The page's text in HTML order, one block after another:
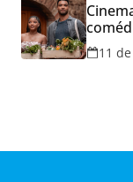
hoje e
11